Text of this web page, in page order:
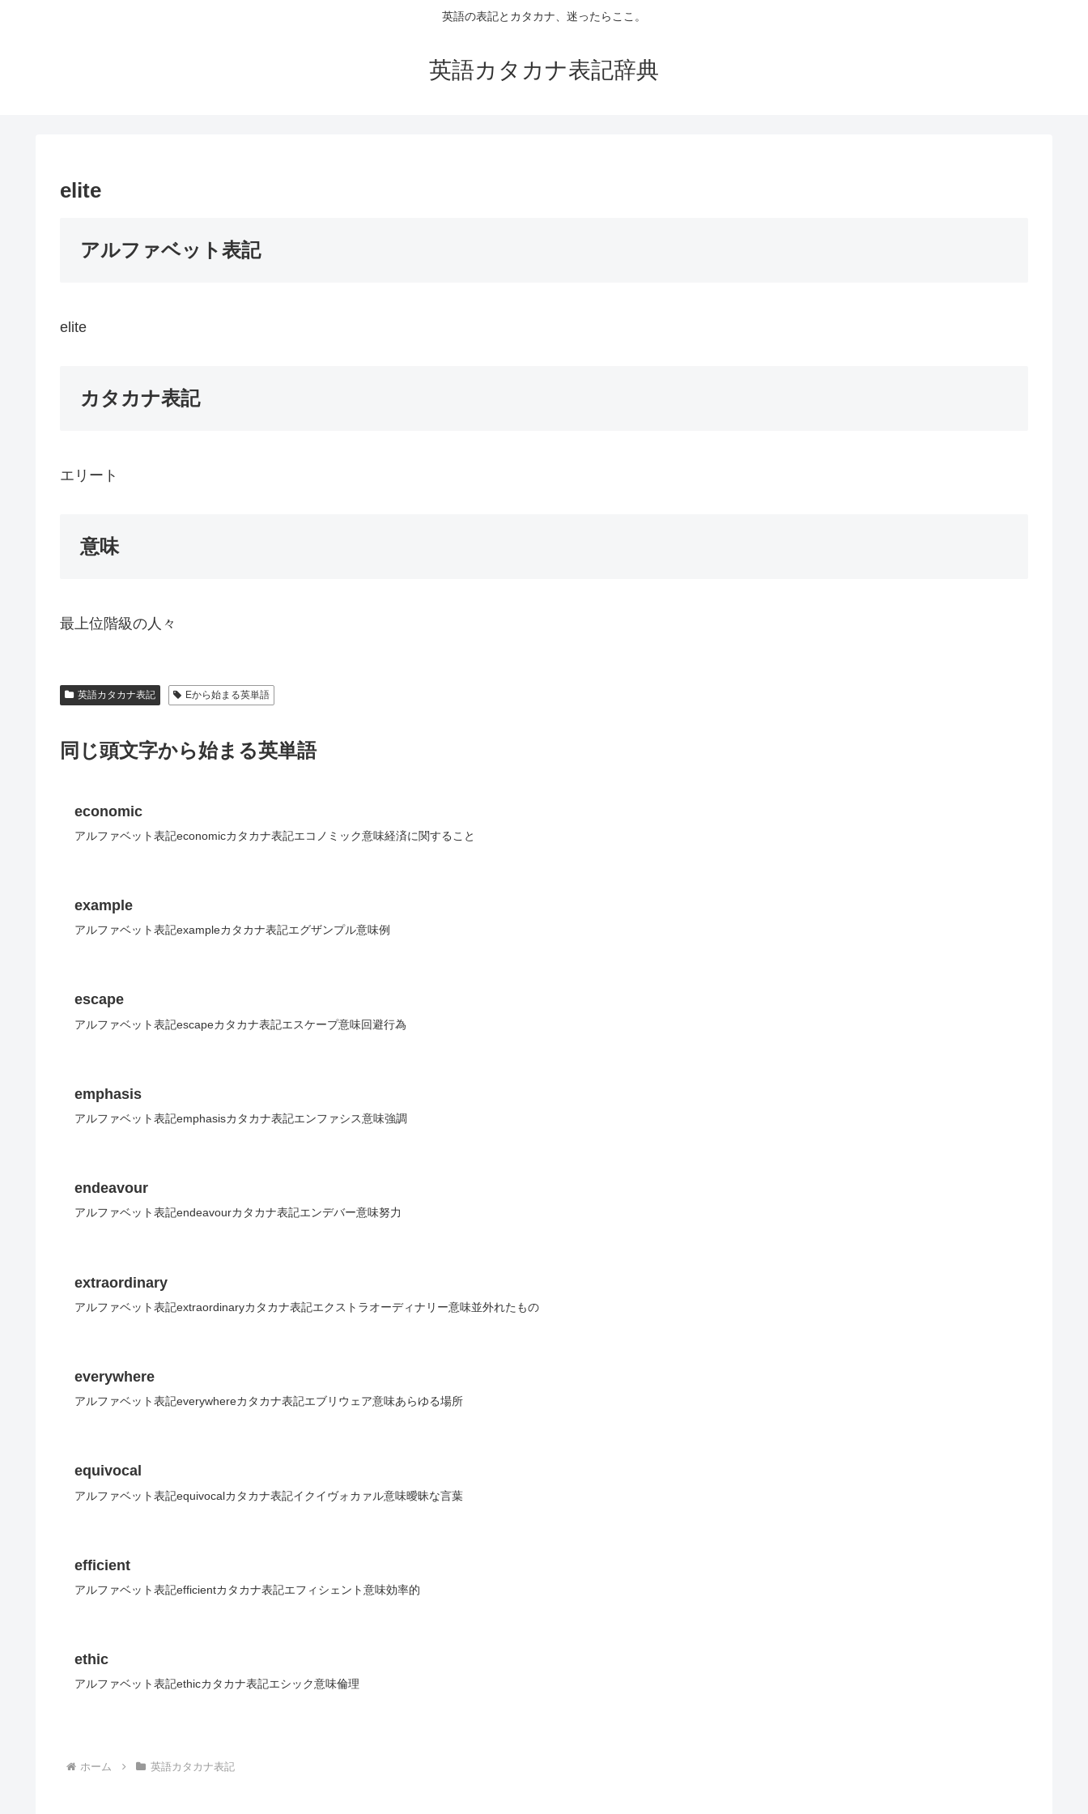
英語の表記とカタカナ、迷ったらここ。
英語カタカナ表記辞典
elite
アルファベット表記
elite
カタカナ表記
エリート
意味
最上位階級の人々
英語カタカナ表記 Eから始まる英単語
同じ頭文字から始まる英単語
economic
アルファベット表記economicカタカナ表記エコノミック意味経済に関すること
example
アルファベット表記exampleカタカナ表記エグザンプル意味例
escape
アルファベット表記escapeカタカナ表記エスケープ意味回避行為
emphasis
アルファベット表記emphasisカタカナ表記エンファシス意味強調
endeavour
アルファベット表記endeavourカタカナ表記エンデバー意味努力
extraordinary
アルファベット表記extraordinaryカタカナ表記エクストラオーディナリー意味並外れたもの
everywhere
アルファベット表記everywhereカタカナ表記エブリウェア意味あらゆる場所
equivocal
アルファベット表記equivocalカタカナ表記イクイヴォカァル意味曖昧な言葉
efficient
アルファベット表記efficientカタカナ表記エフィシェント意味効率的
ethic
アルファベット表記ethicカタカナ表記エシック意味倫理
ホーム 英語カタカナ表記